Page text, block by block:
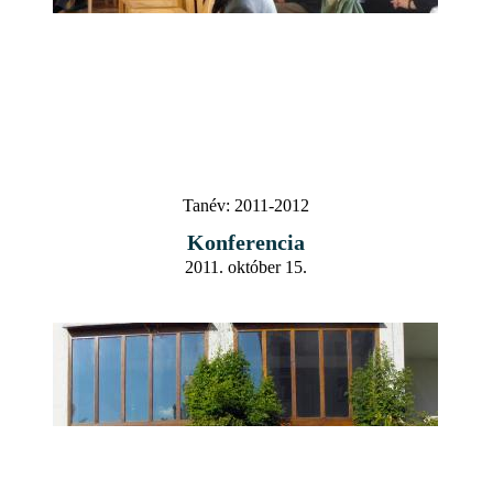
Tanév: 2011-2012
Konferencia
2011. október 15.